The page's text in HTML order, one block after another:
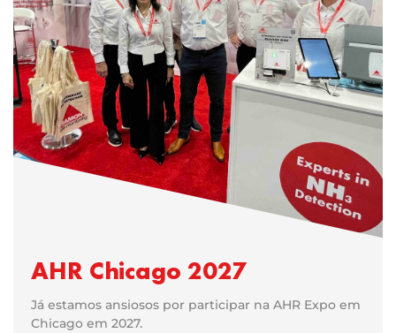
AHR Chicago 2027
Já estamos ansiosos por participar na AHR Expo em
Chicago em 2027.